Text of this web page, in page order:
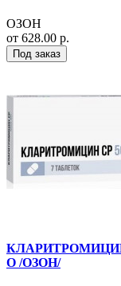
ОЗОН
от 628.00 р.
Под заказ
О /ОЗОН/